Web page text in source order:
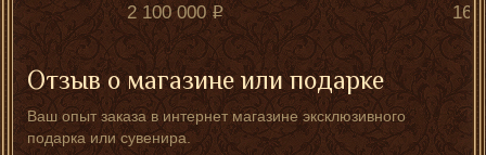
2 100 000 168
Отзыв о магазине или подарке
Ваш опыт заказа в интернет магазине эксклюзивного
подарка или сувенира.